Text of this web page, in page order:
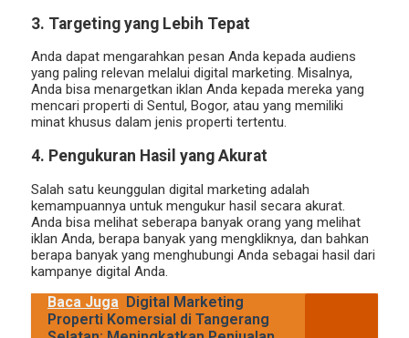
3. Targeting yang Lebih Tepat
Anda dapat mengarahkan pesan Anda kepada audiens
yang paling relevan melalui digital marketing. Misalnya,
Anda bisa menargetkan iklan Anda kepada mereka yang
mencari properti di Sentul, Bogor, atau yang memiliki
minat khusus dalam jenis properti tertentu.
4. Pengukuran Hasil yang Akurat
Salah satu keunggulan digital marketing adalah
kemampuannya untuk mengukur hasil secara akurat.
Anda bisa melihat seberapa banyak orang yang melihat
iklan Anda, berapa banyak yang mengkliknya, dan bahkan
berapa banyak yang menghubungi Anda sebagai hasil dari
kampanye digital Anda.
Baca Juga Digital Marketing
Properti Komersial di Tangerang